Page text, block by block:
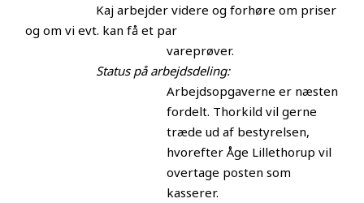
Kaj arbejder videre og forhøre om priser
og om vi evt. kan få et par
vareprøver.
Status på arbejdsdeling:
Arbejdsopgaverne er næsten
fordelt. Thorkild vil gerne
træde ud af bestyrelsen,
hvorefter Åge Lillethorup vil
overtage posten som
kasserer.